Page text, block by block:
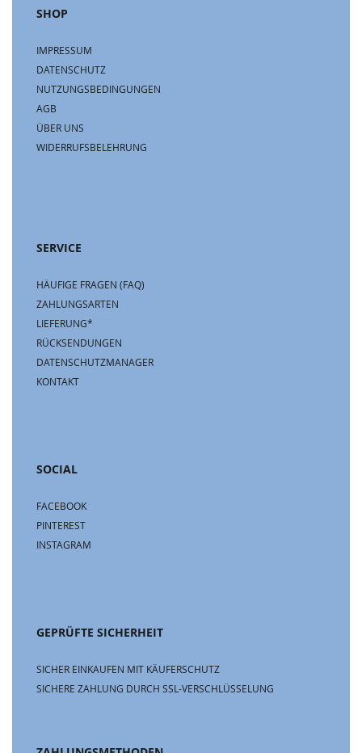
SHOP
IMPRESSUM
DATENSCHUTZ
NUTZUNGSBEDINGUNGEN
AGB
ÜBER UNS
WIDERRUFSBELEHRUNG
SERVICE
HÄUFIGE FRAGEN (FAQ)
ZAHLUNGSARTEN
LIEFERUNG*
RÜCKSENDUNGEN
DATENSCHUTZMANAGER
KONTAKT
SOCIAL
FACEBOOK
PINTEREST
INSTAGRAM
GEPRÜFTE SICHERHEIT
SICHER EINKAUFEN MIT KÄUFERSCHUTZ
SICHERE ZAHLUNG DURCH SSL-VERSCHLÜSSELUNG